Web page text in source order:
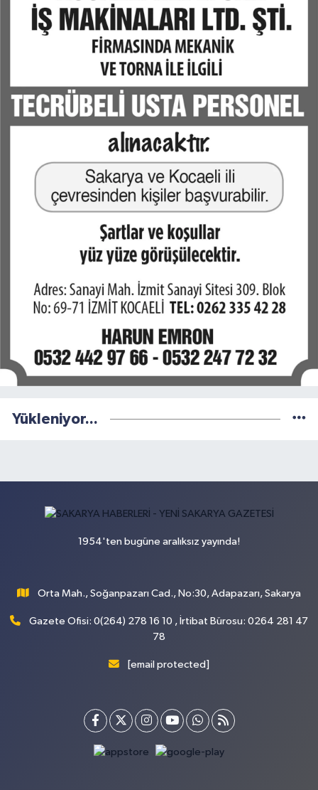
Yükleniyor...
1954'ten bugüne aralıksız yayında!
Orta Mah., Soğanpazarı Cad., No:30, Adapazarı, Sakarya
Gazete Ofisi: 0(264) 278 16 10 , İrtibat Bürosu: 0264 281 47
78
[email protected]